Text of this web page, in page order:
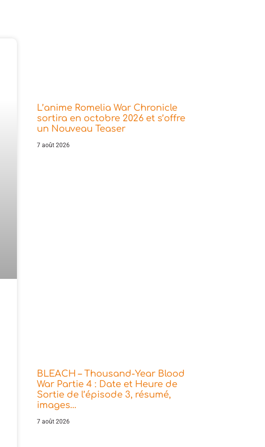
L’anime Romelia War Chronicle
sortira en octobre 2026 et s’offre
un Nouveau Teaser
7 août 2026
BLEACH – Thousand-Year Blood
War Partie 4 : Date et Heure de
Sortie de l’épisode 3, résumé,
images…
7 août 2026